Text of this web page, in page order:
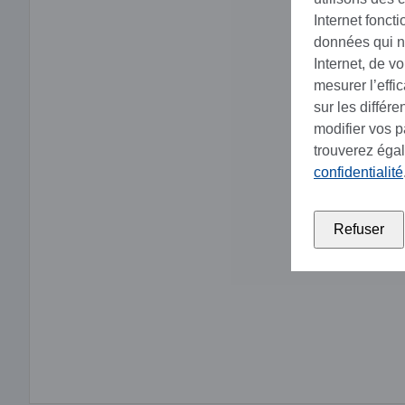
Internet
données qui
Internet, de
mesurer
sur les
modifier vos
trouverez
confidentialité.
Refuser